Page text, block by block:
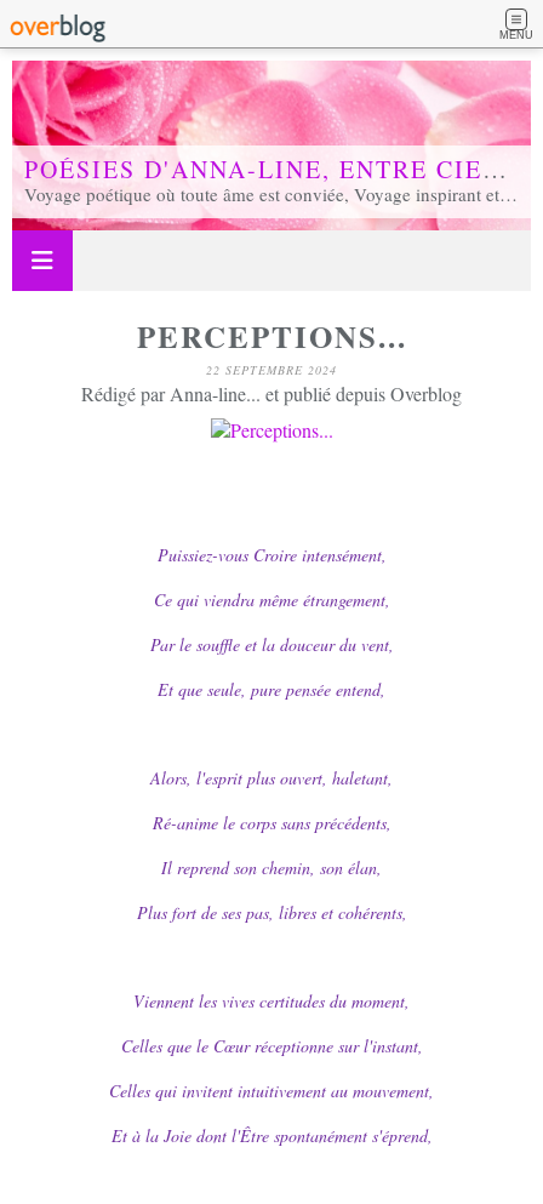
MENU
POÉSIES D'ANNA-LINE, ENTRE CIEL ET TERRE...
Voyage poétique où toute âme est conviée, Voyage inspirant et inspiré, Voyage en soi et d'unité, Voyage au coeur de notre réalité...
PERCEPTIONS...
22 SEPTEMBRE 2024
Rédigé par Anna-line... et publié depuis Overblog
Puissiez-vous Croire intensément,
Ce qui viendra même étrangement,
Par le souffle et la douceur du vent,
Et que seule, pure pensée entend,
Alors, l'esprit plus ouvert, haletant,
Ré-anime le corps sans précédents,
Il reprend son chemin, son élan,
Plus fort de ses pas, libres et cohérents,
Viennent les vives certitudes du moment,
Celles que le Cœur réceptionne sur l'instant,
Celles qui invitent intuitivement au mouvement,
Et à la Joie dont l'Être spontanément s'éprend,